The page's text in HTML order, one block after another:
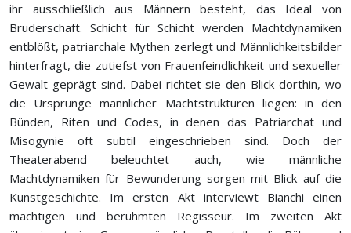
ihr ausschließlich aus Männern besteht, das Ideal von
Bruderschaft. Schicht für Schicht werden Machtdynamiken
entblößt, patriarchale Mythen zerlegt und Männlichkeitsbilder
hinterfragt, die zutiefst von Frauenfeindlichkeit und sexueller
Gewalt geprägt sind. Dabei richtet sie den Blick dorthin, wo
die Ursprünge männlicher Machtstrukturen liegen: in den
Bünden, Riten und Codes, in denen das Patriarchat und
Misogynie oft subtil eingeschrieben sind. Doch der
Theaterabend beleuchtet auch, wie männliche
Machtdynamiken für Bewunderung sorgen mit Blick auf die
Kunstgeschichte. Im ersten Akt interviewt Bianchi einen
mächtigen und berühmten Regisseur. Im zweiten Akt